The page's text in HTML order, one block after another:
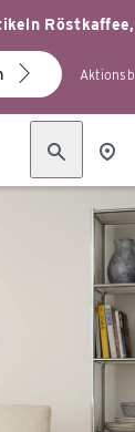
Röstkaffee,